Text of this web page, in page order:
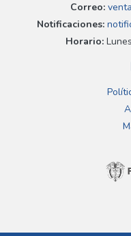
Correo:
Notificaciones:
Horario: